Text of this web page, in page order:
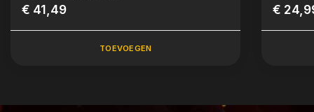
€ 41,49
TOEVOEGEN
€